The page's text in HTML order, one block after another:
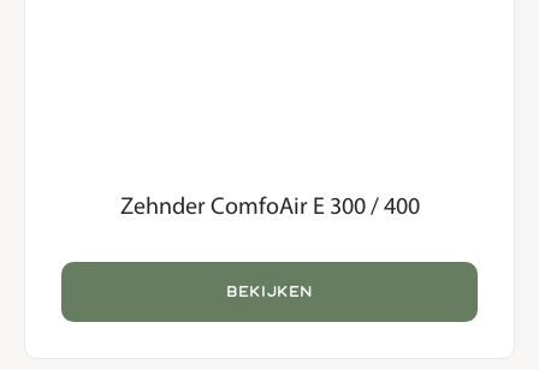
Zehnder ComfoAir E 300 / 400